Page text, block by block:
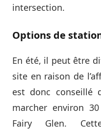
intersection.
Options de
En été, il peut être
site en raison de
est donc conseillé
marcher environ
Fairy Glen.